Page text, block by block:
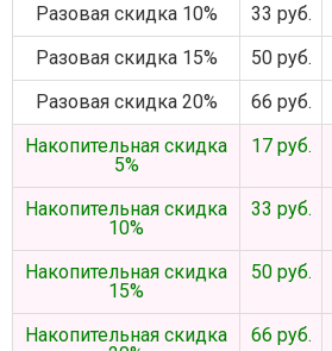
Разовая скидка 10%
33 руб.
Разовая скидка 15%
50 руб.
Разовая скидка 20%
66 руб.
Накопительная скидка
5%
17 руб.
Накопительная скидка
10%
33 руб.
Накопительная скидка
15%
50 руб.
Накопительная скидка
66 руб.